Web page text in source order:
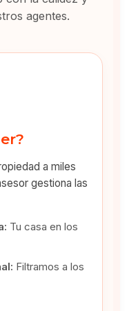
agentes.
a miles
gestiona las
Tu casa en los
Filtramos a los